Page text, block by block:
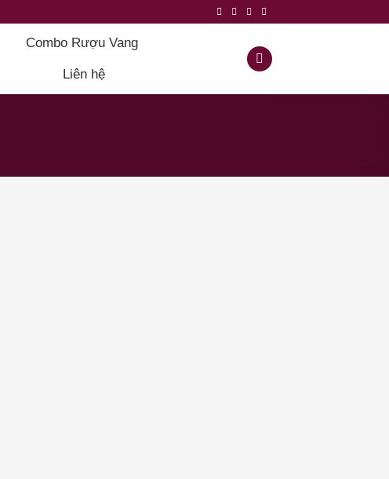
Combo Rượu Vang
Liên hệ